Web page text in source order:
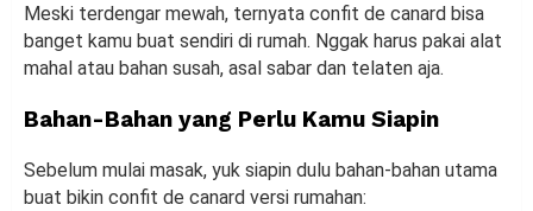
Meski terdengar mewah, ternyata confit de canard bisa
banget kamu buat sendiri di rumah. Nggak harus pakai alat
mahal atau bahan susah, asal sabar dan telaten aja.
Bahan-Bahan yang Perlu Kamu Siapin
Sebelum mulai masak, yuk siapin dulu bahan-bahan utama
buat bikin confit de canard versi rumahan: